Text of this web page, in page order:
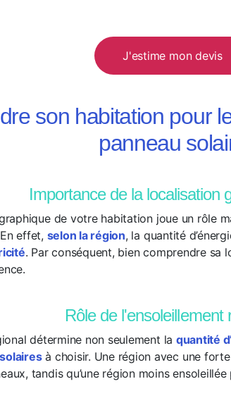
J'estime mon devis
son habitation pour
panneau
Importance de la localisation
de votre habitation joue un rôle
effet, selon la région, la quantité
. Par conséquent, bien comprendre sa
Rôle de l'ensoleillement
détermine non seulement la quantité
à choisir. Une région avec une
tandis qu’une région moins